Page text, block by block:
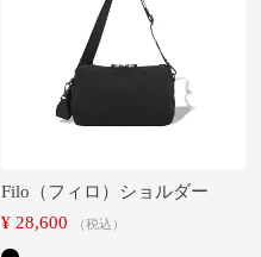
Filo（フィロ）ショルダー
¥ 28,600 税込